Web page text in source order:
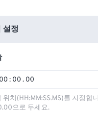
설정
00 : 00 . 00
위치(HH:MM:SS.MS)를 지정합
으로 두세요.